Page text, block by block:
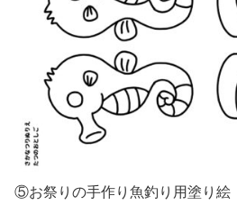
⑤お祭りの手作り魚釣り用塗り絵